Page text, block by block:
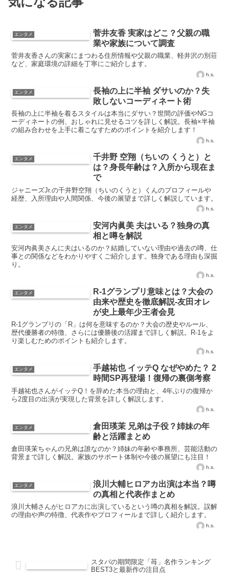
エンタメ
菅井友香 実家はどこ？父親の職
業や家族について調査
菅井友香さんの実家にまつわる住所情報や父親の職業、軽井沢の別荘
など、家庭環境の詳細を丁寧にご紹介します。
h.s.
エンタメ
長袖の上に半袖 ダサいのか？失
敗しないコーディネート術
長袖の上に半袖を着るスタイルは本当にダサい？世間の評価やNGコ
ーディネートの例、おしゃれに見せるコツを詳しく解説。長袖×半袖
の組み合わせを上手に着こなすためのポイントを紹介します！
h.s.
エンタメ
千井野 空翔（ちいの くうと）と
は？身長年齢は？入所から現在ま
で
ジャニーズJr.の千井野空翔（ちいのくうと）くんのプロフィールや
経歴、入所理由や人間関係、今後の展望まで詳しく解説しています。
h.s.
エンタメ
安河内眞美 夫はいる？独身の真
相と噂を解説
安河内眞美さんに夫はいるのか？結婚していない理由や過去の噂、仕
事との関係などをわかりやすくご紹介します。独身である理由も深掘
り。
h.s.
エンタメ
R-1グランプリ意味とは？大会の
由来や歴史を徹底解説-友田オレ
が史上最年少王者会見
R-1グランプリの「R」は何を意味するのか？大会の歴史やルール、
歴代優勝者の特徴、さらには優勝後の活躍まで詳しく解説。R-1をよ
り楽しむためのポイントも紹介します。
h.s.
エンタメ
手越祐也 イッテQ なぜやめた？ 2
時間SP再登場！復帰の裏側考察
手越祐也さんがイッテQ！を辞めた本当の理由と、4年ぶりの復帰か
ら2度目の出演が実現した背景を詳しく解説します。
h.s.
エンタメ
倉田瑛茉 兄弟は子役？姉妹の年
齢と活躍まとめ
倉田瑛茉ちゃんの兄弟は誰なのか？姉妹の年齢や事務所、芸能活動の
背景まで詳しく解説。家族のサポート体制や今後の展望にも注目！
h.s.
エンタメ
浪川大輔ヒロアカ出演は本当？噂
の真相と代表作まとめ
浪川大輔さんがヒロアカに出演しているという噂の真相を解説。誤解
の理由や声の特徴、代表作やプロフィールまで詳しく紹介します。
h.s.
スタバの期間限定「苺」名作ランキング
BEST3と最新作の注目点